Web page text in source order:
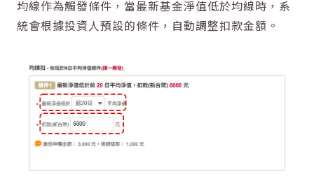
均線作為觸發條件，當最新基金淨值低於均線時，系
統會根據投資人預設的條件，自動調整扣款金額。